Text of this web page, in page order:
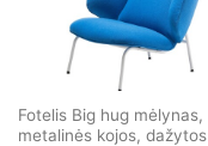
Fotelis Big hug mėlynas,
metalinės kojos, dažytos